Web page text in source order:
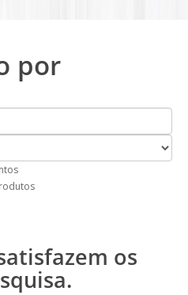
por
os